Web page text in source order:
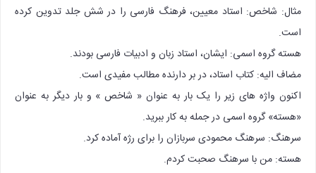
مثال: شاخص: استاد معیین، فرهنگ فارسی را در شش جلد تدوین کرده
است.
هسته گروه اسمی: ایشان، استاد زبان و ادبیات فارسی بودند.
مضاف الیه: کتاب استاد، در بر دارنده مطالب مفیدی است.
اکنون واژه های زیر را یک بار به عنوان « شاخص » و بار دیگر به عنوا‌ن
«هسته» گروه اسمی در جمله به کار ببرید.
سرهنگ: سرهنگ محمودی سربازان را برای رژه آماده کرد.
هسته: من با سرهنگ صحبت کردم.